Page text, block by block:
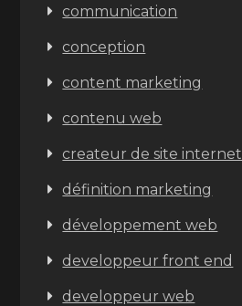
communication
conception
content marketing
contenu web
createur de site internet
définition marketing
développement web
developpeur front end
developpeur web